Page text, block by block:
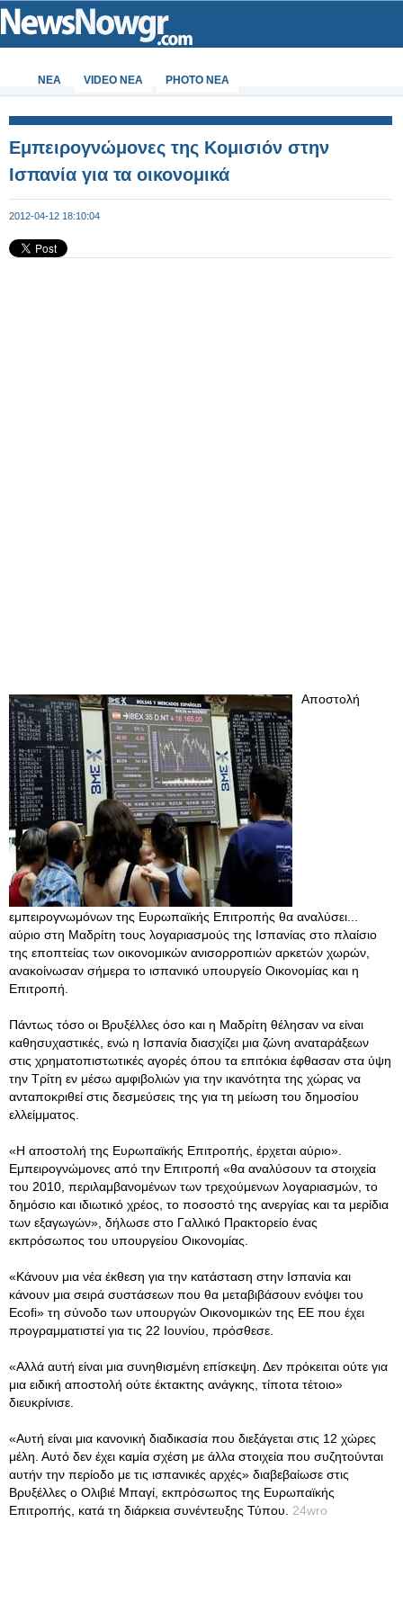
ΝΕΑ VIDEO NEA PHOTO NEA
Εμπειρογνώμονες της Κομισιόν στην
Ισπανία για τα οικονομικά
2012-04-12 18:10:04
Αποστολή
εμπειρογνωμόνων της Ευρωπαϊκής Επιτροπής θα αναλύσει...
αύριο στη Μαδρίτη τους λογαριασμούς της Ισπανίας στο πλαίσιο
της εποπτείας των οικονομικών ανισορροπιών αρκετών χωρών,
ανακοίνωσαν σήμερα το ισπανικό υπουργείο Οικονομίας και η
Επιτροπή.
Πάντως τόσο οι Βρυξέλλες όσο και η Μαδρίτη θέλησαν να είναι
καθησυχαστικές, ενώ η Ισπανία διασχίζει μια ζώνη αναταράξεων
στις χρηματοπιστωτικές αγορές όπου τα επιτόκια έφθασαν στα ύψη
την Τρίτη εν μέσω αμφιβολιών για την ικανότητα της χώρας να
ανταποκριθεί στις δεσμεύσεις της για τη μείωση του δημοσίου
ελλείμματος.
«Η αποστολή της Ευρωπαϊκής Επιτροπής, έρχεται αύριο».
Εμπειρογνώμονες από την Επιτροπή «θα αναλύσουν τα στοιχεία
του 2010, περιλαμβανομένων των τρεχούμενων λογαριασμών, το
δημόσιο και ιδιωτικό χρέος, το ποσοστό της ανεργίας και τα μερίδια
των εξαγωγών», δήλωσε στο Γαλλικό Πρακτορείο ένας
εκπρόσωπος του υπουργείου Οικονομίας.
«Κάνουν μια νέα έκθεση για την κατάσταση στην Ισπανία και
κάνουν μια σειρά συστάσεων που θα μεταβιβάσουν ενόψει του
Ecofi» τη σύνοδο των υπουργών Οικονομικών της ΕΕ που έχει
προγραμματιστεί για τις 22 Ιουνίου, πρόσθεσε.
«Αλλά αυτή είναι μια συνηθισμένη επίσκεψη. Δεν πρόκειται ούτε για
μια ειδική αποστολή ούτε έκτακτης ανάγκης, τίποτα τέτοιο»
διευκρίνισε.
«Αυτή είναι μια κανονική διαδικασία που διεξάγεται στις 12 χώρες
μέλη. Αυτό δεν έχει καμία σχέση με άλλα στοιχεία που συζητούνται
αυτήν την περίοδο με τις ισπανικές αρχές» διαβεβαίωσε στις
Βρυξέλλες ο Ολιβιέ Μπαγί, εκπρόσωπος της Ευρωπαϊκής
Επιτροπής, κατά τη διάρκεια συνέντευξης Τύπου. 24wro